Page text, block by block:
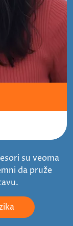
su veoma
da pruže